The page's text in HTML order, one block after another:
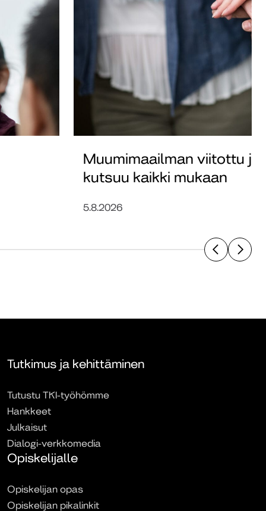
Muumimaailman viitottu
kutsuu kaikki mukaan
5.8.2026
Tutkimus ja kehittäminen
Tutustu TKI-työhömme
Hankkeet
Julkaisut
Dialogi-verkkomedia
Opiskelijalle
Opiskelijan opas
Opiskelijan pikalinkit